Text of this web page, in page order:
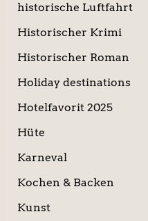
historische Luftfahrt
Historischer Krimi
Historischer Roman
Holiday destinations
Hotelfavorit 2025
Hüte
Karneval
Kochen & Backen
Kunst